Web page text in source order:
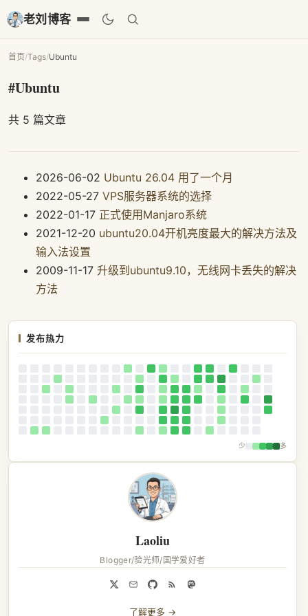
老刘博客
首页/Tags/Ubuntu
#Ubuntu
共 5 篇文章
2026-06-02 Ubuntu 26.04 用了一个月
2022-05-27 VPS服务器系统的选择
2022-01-17 正式使用Manjaro系统
2021-12-20 ubuntu20.04开机亮度最大的解决方法及
输入法设置
2009-11-17 升级到ubuntu9.10，无线网卡丢失的解决
方法
发布热力
少 多
Laoliu
Blogger/验光师/国学爱好者
了解更多 →